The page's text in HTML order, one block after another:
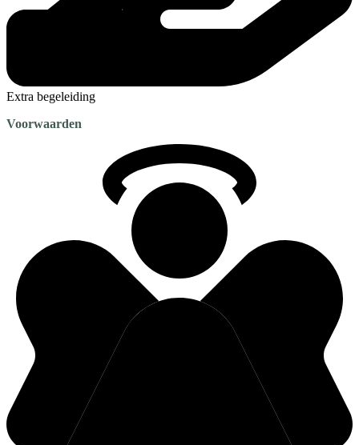
Extra begeleiding
Voorwaarden